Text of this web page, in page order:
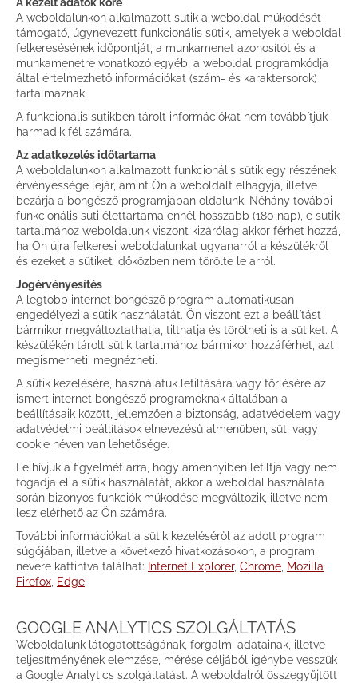
A weboldalunkon alkalmazott sütik a weboldal működését
támogató, úgynevezett funkcionális sütik, amelyek a weboldal
felkeresésének időpontját, a munkamenet azonosítót és a
munkamenetre vonatkozó egyéb, a weboldal programkódja
által értelmezhető információkat (szám- és karaktersorok)
tartalmaznak.
A funkcionális sütikben tárolt információkat nem továbbítjuk
harmadik fél számára.
Az adatkezelés időtartama
A weboldalunkon alkalmazott funkcionális sütik egy részének
érvényessége lejár, amint Ön a weboldalt elhagyja, illetve
bezárja a böngésző programjában oldalunk. Néhány további
funkcionális süti élettartama ennél hosszabb (180 nap), e sütik
tartalmához weboldalunk viszont kizárólag akkor férhet hozzá,
ha Ön újra felkeresi weboldalunkat ugyanarról a készülékről
és ezeket a sütiket időközben nem törölte le arról.
Jogérvényesítés
A legtöbb internet böngésző program automatikusan
engedélyezi a sütik használatát. Ön viszont ezt a beállítást
bármikor megváltoztathatja, tilthatja és törölheti is a sütiket. A
készülékén tárolt sütik tartalmához bármikor hozzáférhet, azt
megismerheti, megnézheti.
A sütik kezelésére, használatuk letiltására vagy törlésére az
ismert internet böngésző programoknak általában a
beállításaik között, jellemzően a biztonság, adatvédelem vagy
adatvédelmi beállítások elnevezésű almenüben, süti vagy
cookie néven van lehetősége.
Felhívjuk a figyelmét arra, hogy amennyiben letiltja vagy nem
fogadja el a sütik használatát, akkor a weboldal használata
során bizonyos funkciók működése megváltozik, illetve nem
lesz elérhető az Ön számára.
További információkat a sütik kezeléséről az adott program
súgójában, illetve a következő hivatkozásokon, a program
nevére kattintva találhat: Internet Explorer, Chrome Mozilla
Firefox Edge.
GOOGLE ANALYTICS SZOLGÁLTATÁS
Weboldalunk látogatottságának, forgalmi adatainak, illetve
teljesítményének elemzése, mérése céljából igénybe vesszük
a Google Analytics szolgáltatást. A weboldalról összegyűjtött